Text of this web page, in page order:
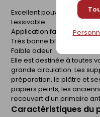
Excellent pouvoir couvrant
Lessivable
Application facile
Très bonne blancheur
Faible odeur.
Elle est destinée à toutes
grande circulation. Les
préparation, le plâtre et
papiers peints, les
recouvert d'un primaire
Caractéristiques du